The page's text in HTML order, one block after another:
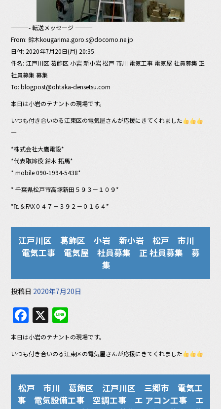
———- 転送メッセージ ———
From: 鈴木kougarima.goro.s@docomo.ne.jp
日付: 2020年7月20日(月) 20:35
件名: 江戸川区 葛飾区 小岩 新小岩 松戸 市川 電気工事 電気屋 社員募集 正
社員募集 募集
To: blogpost@ohtaka-densetsu.com
本日は小岩のテナントの現場です。
いつも付き合いのる江東区の電気屋さんが応援にきてくれました
—
*株式会社大鷹電設*
*代表取締役 鈴木 拓馬*
* mobile 090-1994-5438*
* 千葉県松戸市高塚新田５９３－１０９*
*℡＆FAX０４７－３９２－０１６４*
江戸川区 葛飾区 小岩 新小岩 松戸 市川
電気工事 電気屋 社員募集 正 社員募集 募
集
投稿日 2020年7月20日
F
a
c
e
b
o
X
n
e
本日は小岩のテナントの現場です。
いつも付き合いのる江東区の電気屋さんが応援にきてくれました
松戸 市川 葛飾区 江戸川区 三郷市 電気工
事 電気設備工事 空調工事 エ アコン工事 エ